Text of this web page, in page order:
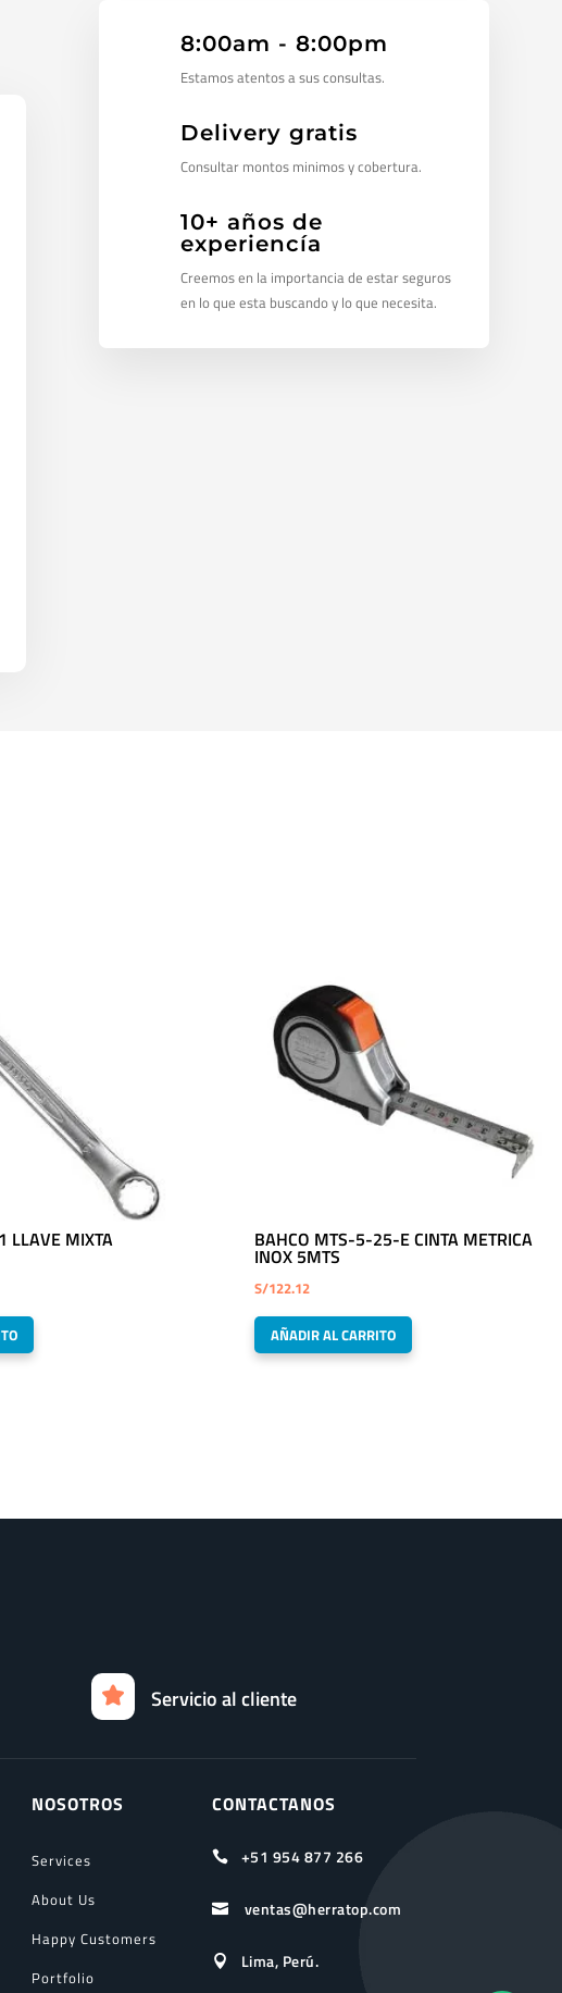
8:00am - 8:00pm
Estamos atentos a sus consultas.
Delivery gratis
Consultar montos minimos y cobertura.
10+ años de
experiencía
Creemos en la importancia de estar seguros
en lo que esta buscando y lo que necesita.
LLAVE MIXTA BAHCO MTS-5-25-E CINTA METRICA
INOX 5MTS
S/122.12
AÑADIR AL CARRITO
Servicio al cliente
NOSOTROS
Services
About Us
Happy Customers
Portfolio
CONTACTANOS
 +51 954 877 266
 ventas@herratop.com
 Lima, Perú.